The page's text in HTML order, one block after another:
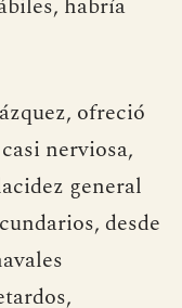
habría
ofreció
nerviosa,
general
desde